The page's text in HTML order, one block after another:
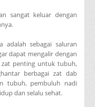
sangat keluar dengan
adalah sebagai saluran
dapat mengalir dengan
penting untuk tubuh,
berbagai zat dab
tubuh, pembuluh nadi
dan selalu sehat.